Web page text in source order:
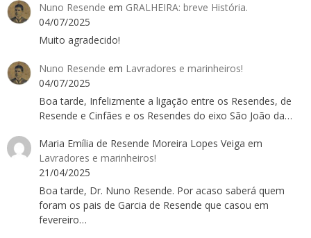
Nuno Resende em GRALHEIRA: breve História.
04/07/2025
Muito agradecido!
Nuno Resende em Lavradores e marinheiros!
04/07/2025
Boa tarde, Infelizmente a ligação entre os Resendes, de
Resende e Cinfães e os Resendes do eixo São João da…
Maria Emília de Resende Moreira Lopes Veiga em
Lavradores e marinheiros!
21/04/2025
Boa tarde, Dr. Nuno Resende. Por acaso saberá quem
foram os pais de Garcia de Resende que casou em
fevereiro…